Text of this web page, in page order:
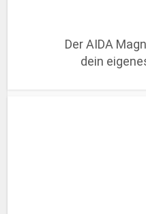
Der AIDA
dein